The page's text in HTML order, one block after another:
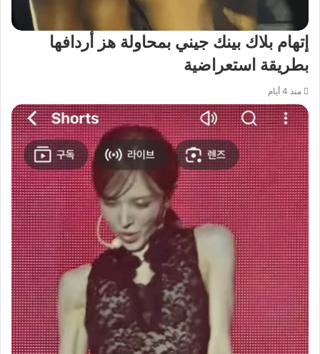
إتهام بلاك بينك جيني بمحاولة هز أردافها
بطريقة استعراضية
منذ 4 أيام